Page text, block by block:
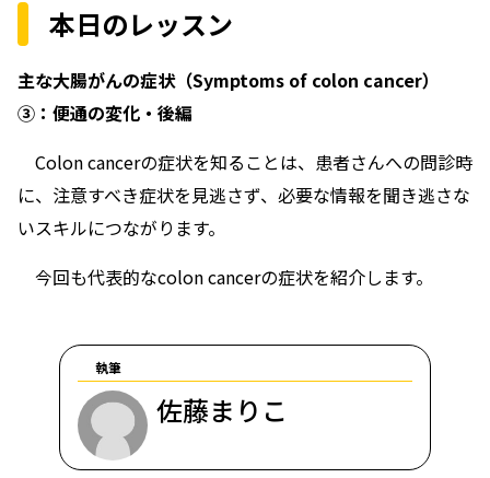
本日のレッスン
主な大腸がんの症状（Symptoms of colon cancer）
③：便通の変化・後編
Colon cancerの症状を知ることは、患者さんへの問診時
に、注意すべき症状を見逃さず、必要な情報を聞き逃さな
いスキルにつながります。
今回も代表的なcolon cancerの症状を紹介します。
執筆
佐藤まりこ